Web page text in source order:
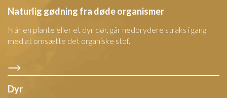
Naturlig gødning fra døde organismer
Når en plante eller et dyr dør, går nedbrydere straks i gang
med at omsætte det organiske stof.
Dyr